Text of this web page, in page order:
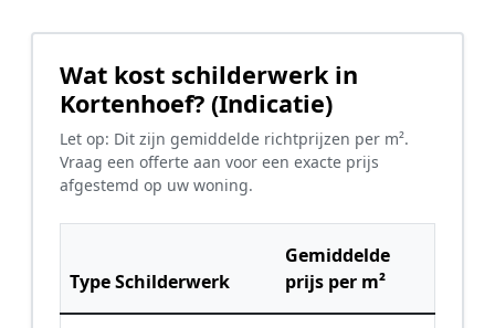
Wat kost schilderwerk in
Kortenhoef? (Indicatie)
Let op: Dit zijn gemiddelde richtprijzen per m².
Vraag een offerte aan voor een exacte prijs
afgestemd op uw woning.
Type Schilderwerk
Gemiddelde
prijs per m²